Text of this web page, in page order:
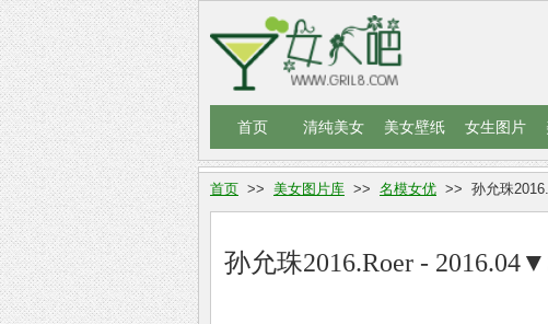
首页 清纯美女 美女壁纸 女生图片
首页 >> 美女图片库 >> 名模女优 >> 孙允珠
孙允珠2016.Roer -